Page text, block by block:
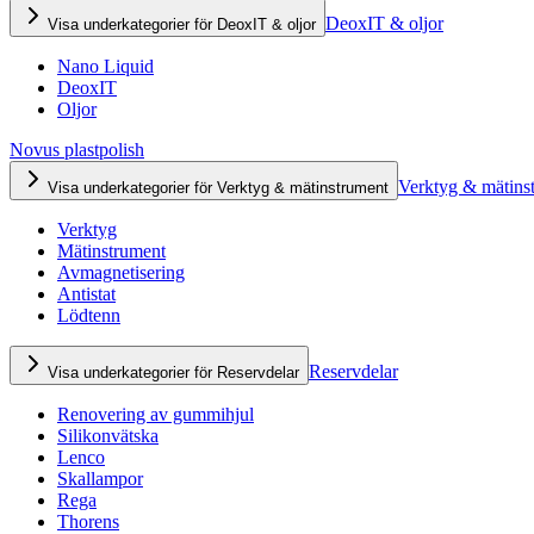
Visa underkategorier för DeoxIT & oljor DeoxIT & oljor
Nano Liquid
DeoxIT
Oljor
Novus plastpolish
Visa underkategorier för Verktyg & mätinstrument Verktyg &
Verktyg
Mätinstrument
Avmagnetisering
Antistat
Lödtenn
Visa underkategorier för Reservdelar Reservdelar
Renovering av gummihjul
Silikonvätska
Lenco
Skallampor
Rega
Thorens